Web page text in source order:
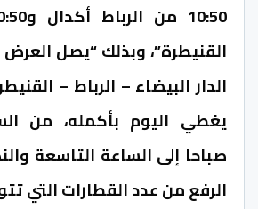
القنيطرة”، وبذلك “يصل العرض
يغطي اليوم بأكمله، من
صباحا إلى الساعة التاسعة
الرفع من عدد القطارات التي